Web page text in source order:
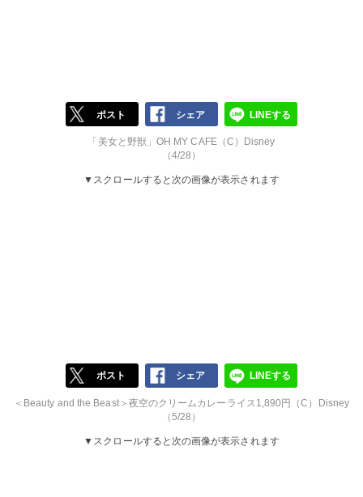
ポスト シェア LINEする
「美女と野獣」OH MY CAFE（C）Disney
（4/28）
▼スクロールすると次の画像が表示されます
ポスト シェア LINEする
＜Beauty and the Beast＞夜空のクリームカレーライス1,890円（C）Disney
（5/28）
▼スクロールすると次の画像が表示されます